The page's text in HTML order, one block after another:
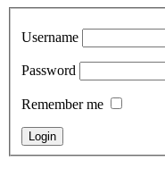
Username
Password
Remember me